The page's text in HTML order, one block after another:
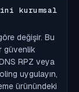
kurumsal
değişir. Bu
güvenlik
DNS RPZ veya
uygulayın,
ürünündeki